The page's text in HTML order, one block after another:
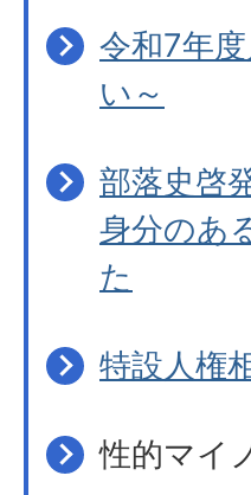
令和7年
い～
部落史啓
身分のあ
た
特設人権
性的マイ